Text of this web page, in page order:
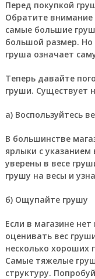
Перед покупкой
Обратите внимание
самые большие
большой размер. Но
груша означает
Теперь давайте
груши. Существует
а) Воспользуйтесь
В большинстве
ярлыки с указанием
уверены в весе
грушу на весы и
б) Ощупайте грушу
Если в магазине
оценивать вес
несколько хороших
Самые тяжелые
структуру.